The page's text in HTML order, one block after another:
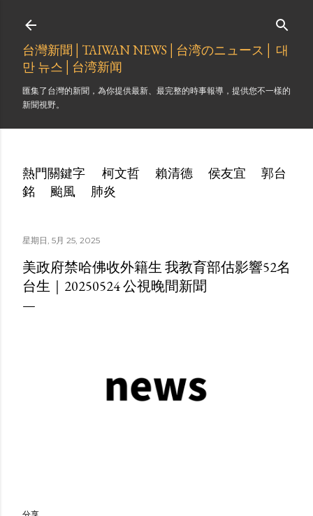
台灣新聞│TAIWAN NEWS│台湾のニュース│ 대
만 뉴스│台湾新闻
匯集了台灣的新聞，為你提供最新、最完整的時事報導，提供您不一樣的
新聞視野。
熱門關鍵字 柯文哲 賴清德 侯友宜
郭台
銘
颱風 肺炎
星期日, 5月 25, 2025
美政府禁哈佛收外籍生 我教育部估影響52名
台生｜20250524 公視晚間新聞